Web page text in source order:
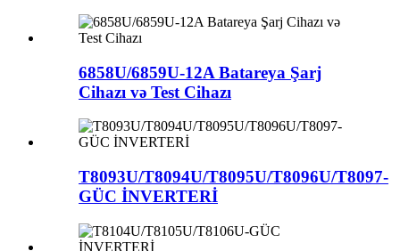
6858U/6859U-12A Batareya Şarj
Cihazı və Test Cihazı
T8093U/T8094U/T8095U/T8096U/T8097-
GÜC İNVERTERİ